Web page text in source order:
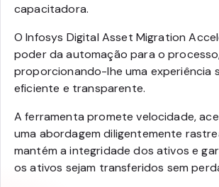
capacitadora.
O Infosys Digital Asset Migration
poder da automação para o
proporcionando-lhe uma experiência
eficiente e transparente.
A ferramenta promete velocidade,
uma abordagem diligentemente
mantém a integridade dos ativos e
os ativos sejam transferidos sem